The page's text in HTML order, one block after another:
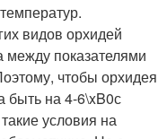
видов орхидей
между показателями
чтобы орхидея
быть на 4-6\xB0с
условия на